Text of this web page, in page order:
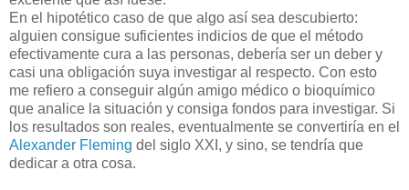
En el hipotético caso de que algo así sea descubierto:
alguien consigue suficientes indicios de que el método
efectivamente cura a las personas, debería ser un deber y
casi una obligación suya investigar al respecto. Con esto
me refiero a conseguir algún amigo médico o bioquímico
que analice la situación y consiga fondos para investigar. Si
los resultados son reales, eventualmente se convertiría en el
Alexander Fleming del siglo XXI, y sino, se tendría que
dedicar a otra cosa.